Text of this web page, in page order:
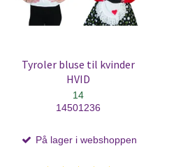
Tyroler bluse til kvinder
HVID
14
14501236
På lager i webshoppen